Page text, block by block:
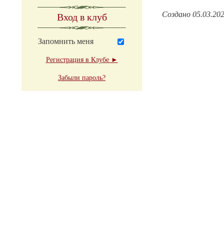
Вход в клуб
Запомнить меня
Регистрация в Клубе ►
Забыли пароль?
Создано